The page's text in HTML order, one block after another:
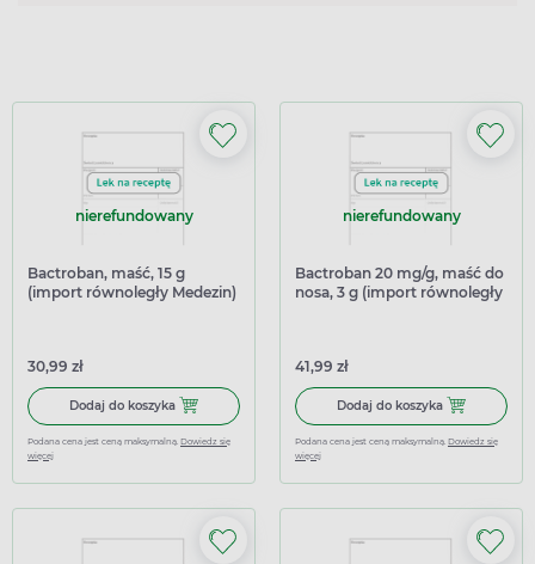
nierefundowany
Bactroban, maść, 15 g
(import równoległy Medezin)
30,99 zł
Dodaj do koszyka Dodaj do koszyka Bactroban, maść, 15 g (import
Podana cena jest ceną maksymalną. Dowiedz się
więcej
nierefundowany
Bactroban 20 mg/g, maść do
nosa, 3 g (import równoległy
41,99 zł
Dodaj do koszyka Dodaj do
Podana cena jest ceną maksymalną. Dowiedz się
więcej